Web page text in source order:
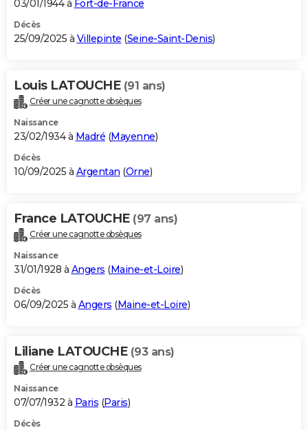
03/01/1944 à Fort-de-France
Décès
25/09/2025 à Villepinte (Seine-Saint-Denis)
Louis LATOUCHE (91 ans)
Créer une cagnotte obsèques
Naissance
23/02/1934 à Madré (Mayenne)
Décès
10/09/2025 à Argentan (Orne)
France LATOUCHE (97 ans)
Créer une cagnotte obsèques
Naissance
31/01/1928 à Angers (Maine-et-Loire)
Décès
06/09/2025 à Angers (Maine-et-Loire)
Liliane LATOUCHE (93 ans)
Créer une cagnotte obsèques
Naissance
07/07/1932 à Paris (Paris)
Décès